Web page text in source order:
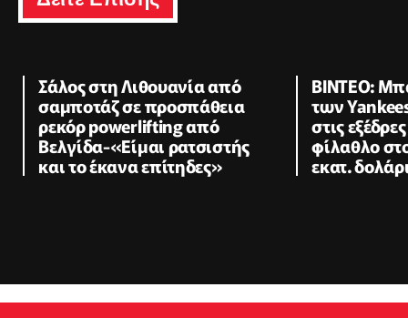
Σάλος στη Λιθουανία από
σαμποτάζ σε προσπάθεια
ρεκόρ powerlifting από
Βελγίδα-«Είμαι ρατσιστής
και το έκανα επίτηδες»
ΒΙΝΤΕΟ:
των
στις
φίλαθλο
εκατ.